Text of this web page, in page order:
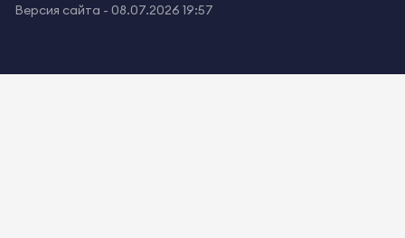
Версия сайта - 08.07.2026 19:57